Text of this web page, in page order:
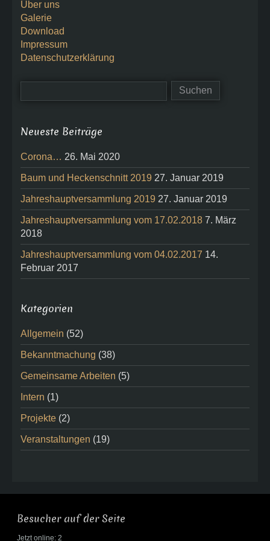
Über uns
Galerie
Download
Impressum
Datenschutzerklärung
Neueste Beiträge
Corona… 26. Mai 2020
Baum und Heckenschnitt 2019 27. Januar 2019
Jahreshauptversammlung 2019 27. Januar 2019
Jahreshauptversammlung vom 17.02.2018 7. März
2018
Jahreshauptversammlung vom 04.02.2017 14.
Februar 2017
Kategorien
Allgemein (52)
Bekanntmachung (38)
Gemeinsame Arbeiten (5)
Intern (1)
Projekte (2)
Veranstaltungen (19)
Besucher auf der Seite
Jetzt online: 2